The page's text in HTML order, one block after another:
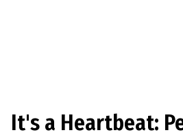
It's a Heartbeat: